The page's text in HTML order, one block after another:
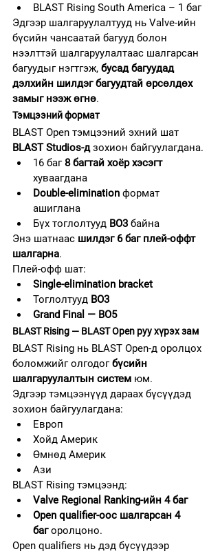
BLAST Rising South America – 1 баг
Эдгээр шалгаруулалтууд нь Valve-ийн
бүсийн чансаатай багууд болон
нээлттэй шалгаруулалтаас шалгарсан
багуудыг нэгтгэж, бусад багуудад
дэлхийн шилдэг багуудтай өрсөлдөх
замыг нээж өгнө.
Тэмцээний формат
BLAST Open тэмцээний эхний шат
BLAST Studios-д зохион байгуулагдана.
16 баг 8 багтай хоёр хэсэгт
хуваагдана
Double-elimination формат
ашиглана
Бүх тоглолтууд BO3 байна
Энэ шатнаас шилдэг 6 баг плей-оффт
шалгарна.
Плей-офф шат:
Single-elimination bracket
Тоглолтууд BO3
Grand Final — BO5
BLAST Rising — BLAST Open руу хүрэх зам
BLAST Rising нь BLAST Open-д оролцох
боломжийг олгодог бүсийн
шалгаруулалтын систем юм.
Эдгээр тэмцээнүүд дараах бүсүүдэд
зохион байгуулагдана:
Европ
Хойд Америк
Өмнөд Америк
Ази
BLAST Rising тэмцээнд:
Valve Regional Ranking-ийн 4 баг
Open qualifier-оос шалгарсан 4
баг оролцоно.
Open qualifiers нь дэд бүсүүдээр